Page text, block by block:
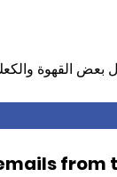
بعض القهوة
from